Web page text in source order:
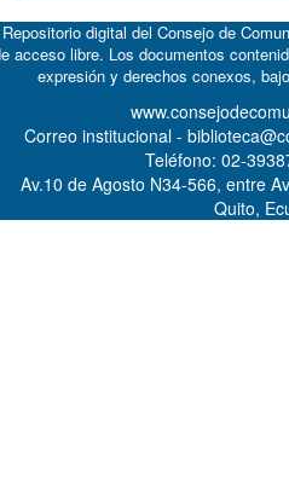
digital del Consejo de
acceso libre. Los documentos
expresión y derechos conexos,
Correo institucional -
Teléfono: 02-
Av.10 de Agosto N34-566, entre
Quito,